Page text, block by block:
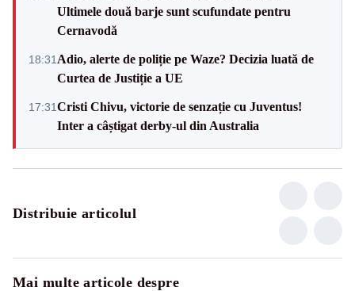
Ultimele două barje sunt scufundate pentru
Cernavodă
18:31 Adio, alerte de poliție pe Waze? Decizia luată de
Curtea de Justiție a UE
17:31Cristi Chivu, victorie de senzație cu Juventus!
Inter a câștigat derby-ul din Australia
Distribuie articolul
Mai multe articole despre